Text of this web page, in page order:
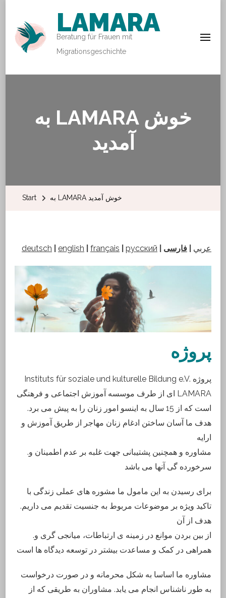
LAMARA
Beratung für Frauen mit
Migrationsgeschichte
به LAMARA خوش
آمدید
Start به LAMARA خوش آمدید
deutsch english français русский عربي فارسی
پروژه
Instituts für soziale und kulturelle Bildung e.V. پروژه
ای از طرف موسسه آموزش اجتماعی و فرهنگی LAMARA
است که از 15 سال به اینسو امور زنان را به پیش می برد.
هدف ما آسان ساختن ادغام زنان مهاجر از طریق آموزش و
ارایه
.مشاوره و همچنین پشتیبانی جهت غلبه بر عدم اطمینان و
سرخورده گی آنها می باشد
برای رسیدن به این مامول ما مشوره های عملی زندگی با
تاکید ویژه بر موضوعات مربوط به جنسیت تقدیم می داریم.
هدف از آن
.از بین بردن موانع در زمینه ی ارتباطات، میانجی گری و
همراهی در کمک و مساعدت بیشتر در توسعه دیدگاه ها است
مشاوره ما اساسا به شکل محرمانه و در صورت درخواست
به طور ناشناس انجام می یابد. مشاوران به طریقی که از